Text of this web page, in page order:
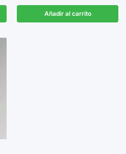
Añadir al carrito